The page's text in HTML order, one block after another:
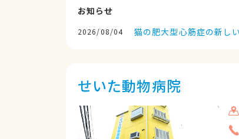
お知らせ
2026/08/04 猫の肥大型心筋症の新し
せいた動物病院